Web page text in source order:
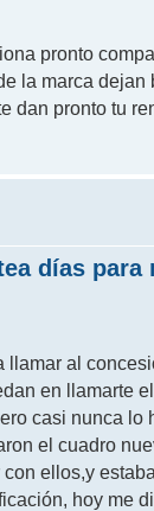
pronto
la marca dejan
dan pronto tu
días para
llamar al
en llamarte
casi nunca lo
el cuadro
ellos,y
hoy me